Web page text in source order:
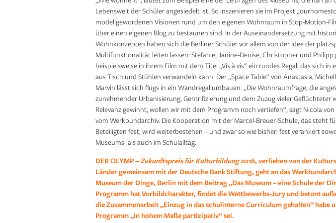
Lebenswelt der Schüler angesiedelt ist. So inszenieren sie im Projekt
modellgewordenen Visionen rund um den eigenen Wohnraum in Stop-Motion-
über einen eigenen Blog zu bestaunen sind. In der Auseinandersetzung mit
Wohnkonzepten haben sich die Berliner Schüler vor allem von der Idee der
Multifunktionalität leiten lassen: Stefanie, Janine-Denise, Christopher und Philipp
beispielsweise in ihrem Film mit dem Titel „Vis à vis“ ein rundes Regal, das sich in
aus Tisch und Stühlen verwandeln kann. Der „Space Table“ von Anastasia,
Marvin lässt sich flugs in ein Wandregal umbauen. „Die Wohnraumfrage, die
zunehmender Urbanisierung, Gentrifizierung und dem Zuzug vieler Geflüchteter
Relevanz gewinnt, wollen wir mit dem Programm noch vertiefen“, sagt Nicola
vom Werkbundarchiv. Die Kooperation mit der Marcel-Breuer-Schule, das steht
Beteiligten fest, wird weiterbestehen – und zwar so wie bisher: fest verankert
Museums- als auch im Schulalltag.
DER OLYMP –Zukunftspreis für Kulturbildung2016, verliehen von der
Länder gemeinsam mit der Deutsche Bank Stiftung, geht an das
Museum der Dinge, Berlin mit dem Beitrag „Das Museum – eine Schule der
Programm hat Vorbildcharakter, findet die Wettbewerbs-Jury und betont
die Zusammenarbeit „Einzug in das schulinterne Curriculum gehalten“ habe
Programm „in hohem Maße partizipativ“ sei.